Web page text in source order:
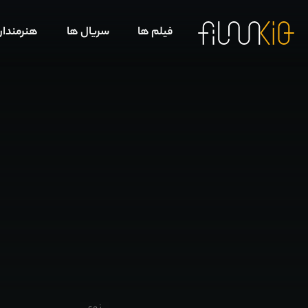
فیلم ها سریال ها